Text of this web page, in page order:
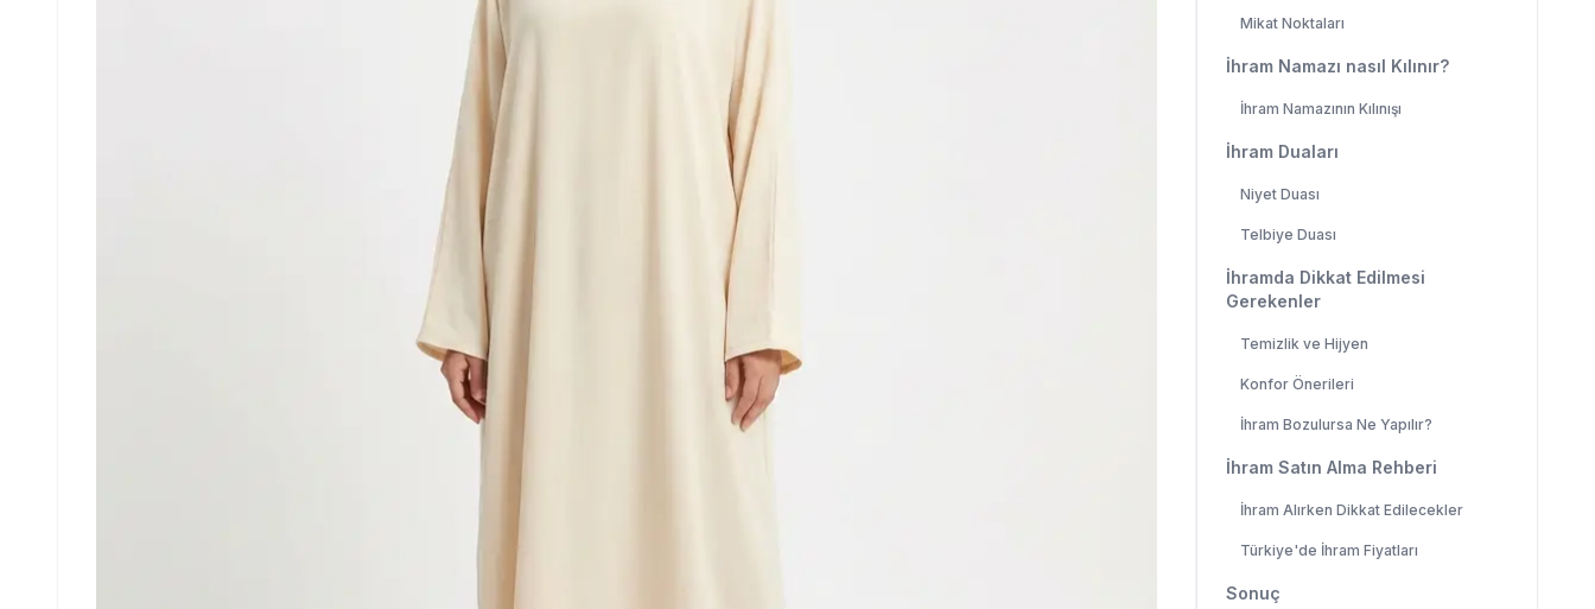
Mikat Noktaları
İhram Namazı nasıl Kılınır?
İhram Namazının Kılınışı
İhram Duaları
Niyet Duası
Telbiye Duası
İhramda Dikkat Edilmesi
Gerekenler
Temizlik ve Hijyen
Konfor Önerileri
İhram Bozulursa Ne Yapılır?
İhram Satın Alma Rehberi
İhram Alırken Dikkat Edilecekler
Türkiye'de İhram Fiyatları
Sonuç